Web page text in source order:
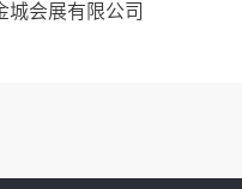
城会展有限公司